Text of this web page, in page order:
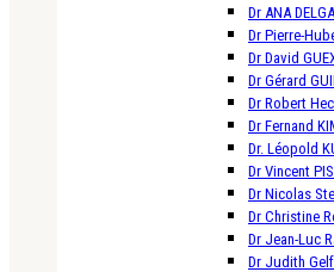
Dr ANA
Dr Pierre-
Dr David
Dr Gérard
Dr Robert
Dr Fernand
Dr. Léopold
Dr Vincent
Dr Nicolas
Dr Christine
Dr Jean-Luc
Dr Judith